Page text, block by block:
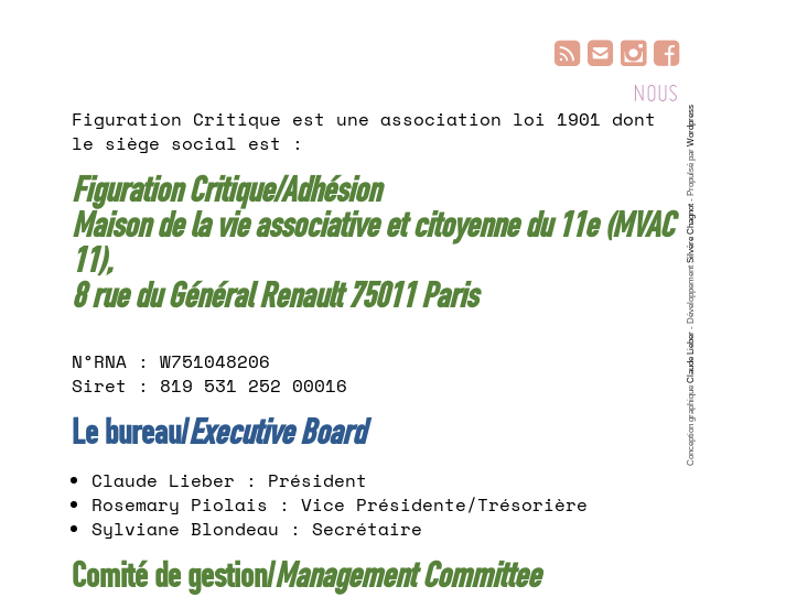
NOUS
Figuration Critique est une association loi 1901 dont
le siège social est :
Figuration Critique/Adhésion
Maison de la vie associative et citoyenne du 11e (MVAC
11),
8 rue du Général Renault 75011 Paris
N°RNA : W751048206
Siret : 819 531 252 00016
Le bureau/Executive Board
Claude Lieber : Président
Rosemary Piolais : Vice Présidente/Trésorière
Sylviane Blondeau : Secrétaire
Comité de gestion/Management Committee
Conception graphique
Claude Lieber
- Développement
Silvère Chagnot
- Propulsé par
Wordpress